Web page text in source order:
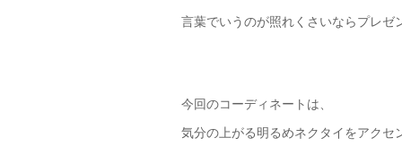
言葉でいうのが照れくさいならプレゼ
今回のコーディネートは、
気分の上がる明るめネクタイをアク